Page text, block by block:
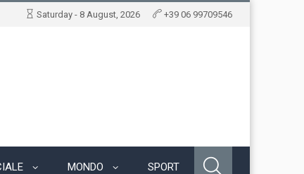
Saturday - 8 August, 2026 +39 06 99709546
MONDO SPORT